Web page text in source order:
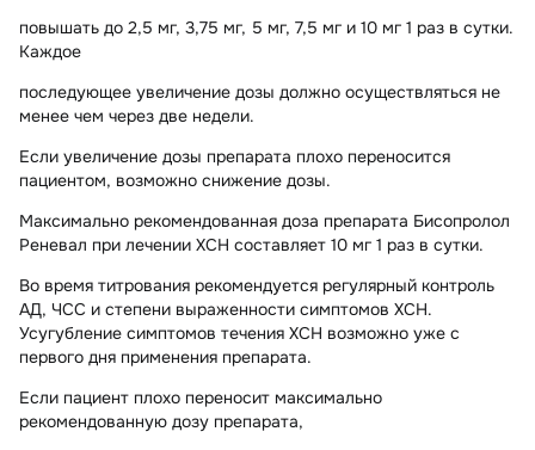
повышать до 2,5 мг, 3,75 мг, 5 мг, 7,5 мг и 10 мг 1 раз в сутки.
Каждое
последующее увеличение дозы должно осуществляться не
менее чем через две недели.
Если увеличение дозы препарата плохо переносится
пациентом, возможно снижение дозы.
Максимально рекомендованная доза препарата Бисопролол
Реневал при лечении ХСН составляет 10 мг 1 раз в сутки.
Во время титрования рекомендуется регулярный контроль
АД, ЧСС и степени выраженности симптомов ХСН.
Усугубление симптомов течения ХСН возможно уже с
первого дня применения препарата.
Если пациент плохо переносит максимально
рекомендованную дозу препарата,